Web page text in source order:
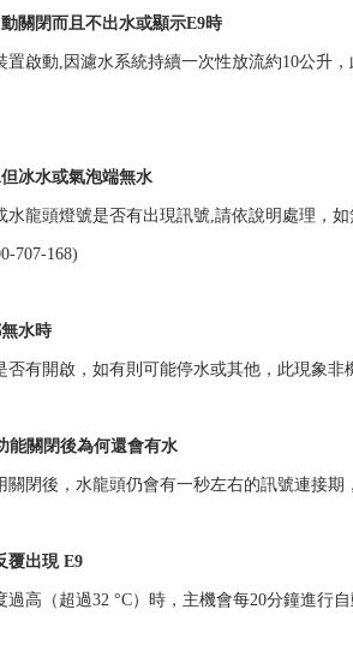
關閉而且不出水或顯示E9時
置啟動,因濾水系統持續一次性放流約10公升
冰水或氣泡端無水
水龍頭燈號是否有出現訊號,請依說明處理，
707-168)
水時
否有開啟，如有則可能停水或其他，此現象非
能關閉後為何還會有水
關閉後，水龍頭仍會有一秒左右的訊號連接期
覆出現 E9
過高（超過32 °C）時，主機會每20分鐘進行